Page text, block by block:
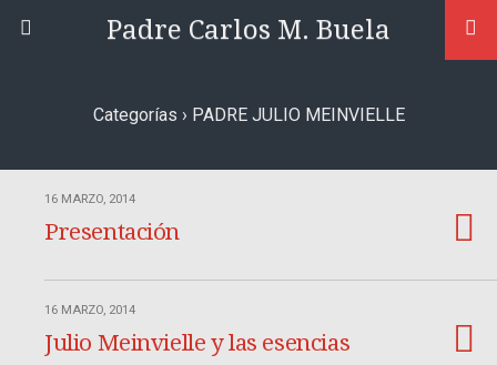
Padre Carlos M. Buela
Categorías › PADRE JULIO MEINVIELLE
16 MARZO, 2014
Presentación
16 MARZO, 2014
Julio Meinvielle y las esencias